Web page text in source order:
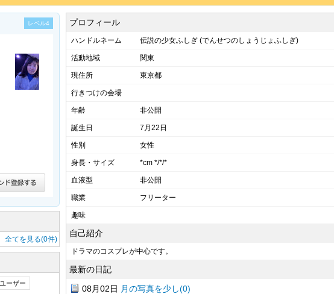
レベル4
全てを見る(0件)
ユーザー
プロフィール
ハンドルネーム 伝説の少女ふしぎ (でんせつのしょうじょふしぎ)
活動地域 関東
現住所 東京都
行きつけの会場
年齢 非公開
誕生日 7月22日
性別 女性
身長・サイズ *cm */*/*
血液型 非公開
職業 フリーター
趣味
自己紹介
ドラマのコスプレが中心です。
最新の日記
08月02日 月の写真を少し(0)